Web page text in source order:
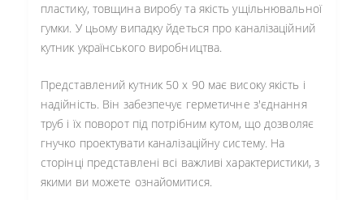
пластику, товщина виробу та якість ущільнювальної
гумки. У цьому випадку йдеться про каналізаційний
кутник українського виробництва.
Представлений кутник 50 х 90 має високу якість і
надійність. Він забезпечує герметичне з'єднання
труб і їх поворот під потрібним кутом, що дозволяє
гнучко проектувати каналізаційну систему. На
сторінці представлені всі важливі характеристики, з
якими ви можете ознайомитися.